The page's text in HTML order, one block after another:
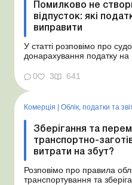
Помилково не
відпусток: які
виправити
У статті розповімо про
донарахування податку на
надамо рекомендації, як
Проблемні витрати:
практика Розуміємо ваші
неств...
0 3 641
Комерція | Облік, податки та
Зберігання та
транспортно-
витрати на збут?
Розповімо про правила
транспортування та